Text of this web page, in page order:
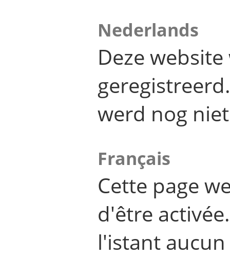
Nederlands
Deze
werd nog
Français
Cette page
d'être
l'istant